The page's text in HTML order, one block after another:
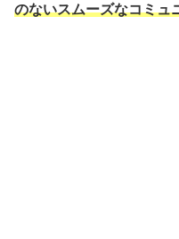
のないスムーズなコミュ